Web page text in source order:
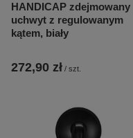
HANDICAP zdejmowany
uchwyt z regulowanym
kątem, biały
272,90 zł / szt.